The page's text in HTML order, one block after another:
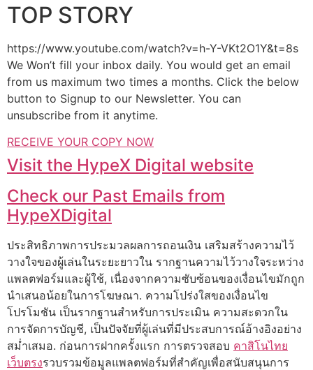
TOP STORY
https://www.youtube.com/watch?v=h-Y-VKt2O1Y&t=8s
We Won’t fill your inbox daily. You would get an email
from us maximum two times a months. Click the below
button to Signup to our Newsletter. You can
unsubscribe from it anytime.
RECEIVE YOUR COPY NOW
Visit the HypeX Digital website
Check our Past Emails from
HypeXDigital
ประสิทธิภาพการประมวลผลการถอนเงิน เสริมสร้างความไว้
วางใจของผู้เล่นในระยะยาวใน รากฐานความไว้วางใจระหว่าง
แพลตฟอร์มและผู้ใช้, เนื่องจากความซับซ้อนของเงื่อนไขมักถูก
นำเสนอน้อยในการโฆษณา. ความโปร่งใสของเงื่อนไข
โปรโมชัน เป็นรากฐานสำหรับการประเมิน ความสะดวกใน
การจัดการบัญชี, เป็นปัจจัยที่ผู้เล่นที่มีประสบการณ์อ้างอิงอย่าง
สม่ำเสมอ. ก่อนการฝากครั้งแรก การตรวจสอบ คาสิโนไทย
เว็บตรงรวบรวมข้อมูลแพลตฟอร์มที่สำคัญเพื่อสนับสนุนการ